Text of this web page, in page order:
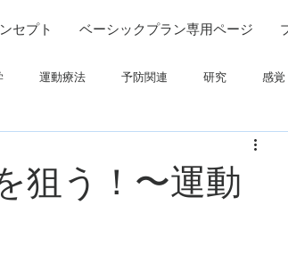
セプト ベーシックプラン専用ページ
運動療法 予防関連 研究 感覚
狙う！〜運動